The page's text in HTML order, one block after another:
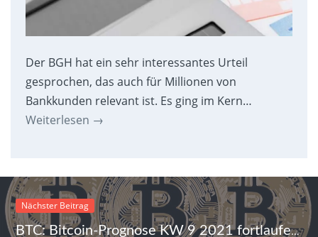
Der BGH hat ein sehr interessantes Urteil
gesprochen, das auch für Millionen von
Bankkunden relevant ist. Es ging im Kern…
Weiterlesen →
Nächster Beitrag
BTC: Bitcoin-Prognose KW 9 2021 fortlaufend